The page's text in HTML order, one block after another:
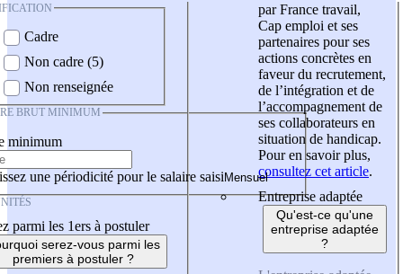
Cadre
Non cadre (5)
Non renseignée
BRUT MINIMUM
minimum
une périodicité pour le salaire saisi
parmi les 1ers à postuler
serez-vous parmi les
premiers à postuler ?
par France travail,
Cap emploi et ses
partenaires pour ses
actions concrètes en
faveur du recrutement,
de l’intégration et de
l’accompagnement de
ses collaborateurs en
situation de handicap.
Pour en savoir plus,
consultez cet article.
Entreprise adaptée
Qu'est-ce qu'une
entreprise adaptée
?